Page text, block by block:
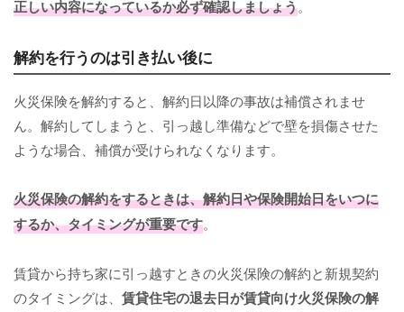
正しい内容になっているか必ず確認しましょう。
解約を行うのは引き払い後に
火災保険を解約すると、解約日以降の事故は補償されませ
ん。解約してしまうと、引っ越し準備などで壁を損傷させた
ような場合、補償が受けられなくなります。
火災保険の解約をするときは、解約日や保険開始日をいつに
するか、タイミングが重要です。
賃貸から持ち家に引っ越すときの火災保険の解約と新規契約
のタイミングは、 賃貸住宅の退去日が賃貸向け火災保険の解